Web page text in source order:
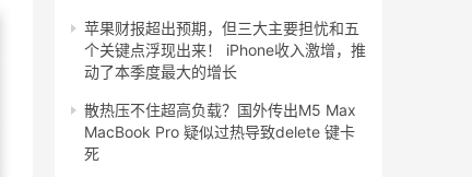
苹果财报超出预期，但三大主要担忧和五
个关键点浮现出来！ iPhone收入激增，推
动了本季度最大的增长
散热压不住超高负载？国外传出M5 Max
MacBook Pro 疑似过热导致delete 键卡
死